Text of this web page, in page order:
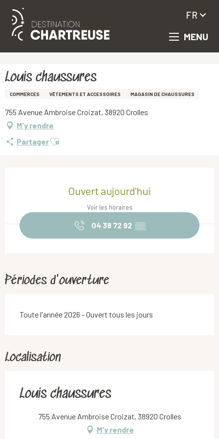
Aller
principal
MENU
FR
Louis chaussures
COMMERCES VÊTEMENTS ET ACCESSOIRES MAGASIN DE CHAUSSURES
755 Avenue Ambroise Croizat, 38920 Crolles
M'y rendre
PartagerAjouter aux favoris
Ouvert aujourd'hui
Voir les horaires
04 38 72 92 ▒▒
Périodes d'ouverture
Toute l'année 2026 - Ouvert tous les jours
Localisation
Louis chaussures
755 Avenue Ambroise Croizat, 38920 Crolles
M'y rendre